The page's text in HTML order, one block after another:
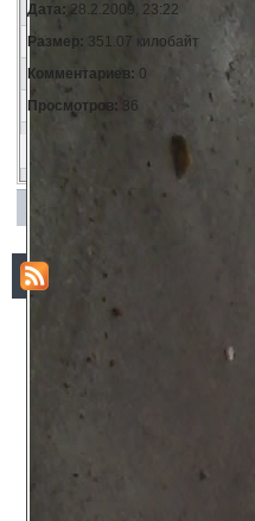
Дата: 28.2.2009, 23:22
Размер: 351.07 килобайт
Комментариев: 0
Просмотров: 36